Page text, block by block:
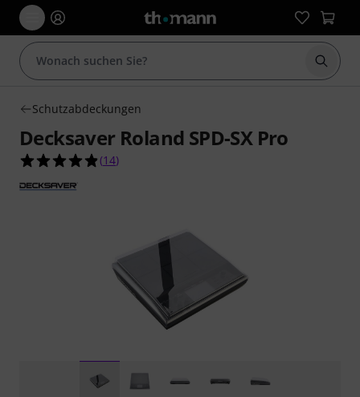
Suche
Schutzabdeckungen
Decksaver Roland SPD-SX Pro
4.9 von 5 Sternen aus 14 Kundenbewertungen
(14)